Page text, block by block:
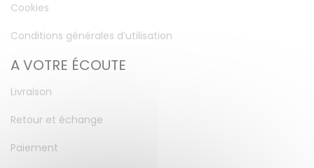
Cookies
Conditions générales d’utilisation
A VOTRE ÉCOUTE
Livraison
Retour et échange
Paiement